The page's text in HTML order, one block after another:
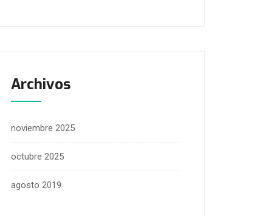
Archivos
noviembre 2025
octubre 2025
agosto 2019